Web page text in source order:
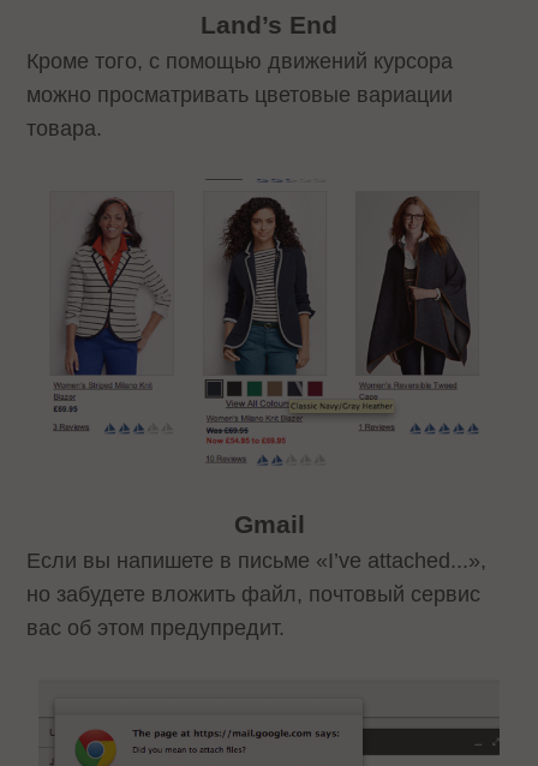
Land’s End
Кроме того, с помощью движений курсора
можно просматривать цветовые вариации
товара.
Gmail
Если вы напишете в письме «I’ve attached...»,
но забудете вложить файл, почтовый сервис
вас об этом предупредит.